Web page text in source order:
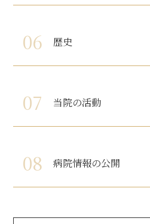
06 歴史
07 当院の活動
08 病院情報の公開